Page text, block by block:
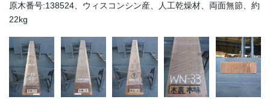
原木番号:138524、ウィスコンシン産、人工乾燥材、両面無節、約
22kg